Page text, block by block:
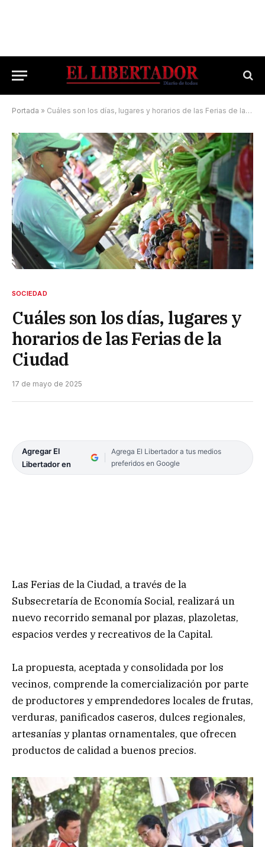
Portada » Cuáles son los días, lugares y horarios de las Ferias de la Ciudad
SOCIEDAD
Cuáles son los días, lugares y
horarios de las Ferias de la
Ciudad
17 de mayo de 2025
Agregar El
Libertador en
Agrega El Libertador a tus medios
preferidos en Google
Las Ferias de la Ciudad, a través de la
Subsecretaría de Economía Social, realizará un
nuevo recorrido semanal por plazas, plazoletas,
espacios verdes y recreativos de la Capital.
La propuesta, aceptada y consolidada por los
vecinos, comprende la comercialización por parte
de productores y emprendedores locales de frutas,
verduras, panificados caseros, dulces regionales,
artesanías y plantas ornamentales, que ofrecen
productos de calidad a buenos precios.